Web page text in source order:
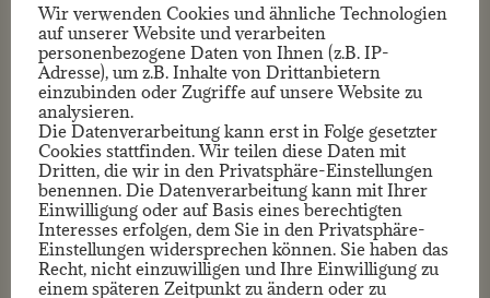
Ich bin eine blinde Beschriftung und sehe nichts
Nervschonende Kaufabwicklung
Wir führen mit den Interessenten Vorgespräche, um die
Ernsthaftigkeit der Kaufabsicht zu überprüfen. Natürlich
Wir verwenden Cookies und ähnliche Technologien
auf unserer Website und verarbeiten
personenbezogene Daten von Ihnen (z.B. IP-
Adresse), um z.B. Inhalte von Drittanbietern
einzubinden oder Zugriffe auf unsere Website zu
analysieren.
Die Datenverarbeitung kann erst in Folge gesetzter
Cookies stattfinden. Wir teilen diese Daten mit
Dritten, die wir in den Privatsphäre-Einstellungen
benennen. Die Datenverarbeitung kann mit Ihrer
Einwilligung oder auf Basis eines berechtigten
Interesses erfolgen, dem Sie in den Privatsphäre-
Einstellungen widersprechen können. Sie haben das
Recht, nicht einzuwilligen und Ihre Einwilligung zu
einem späteren Zeitpunkt zu ändern oder zu